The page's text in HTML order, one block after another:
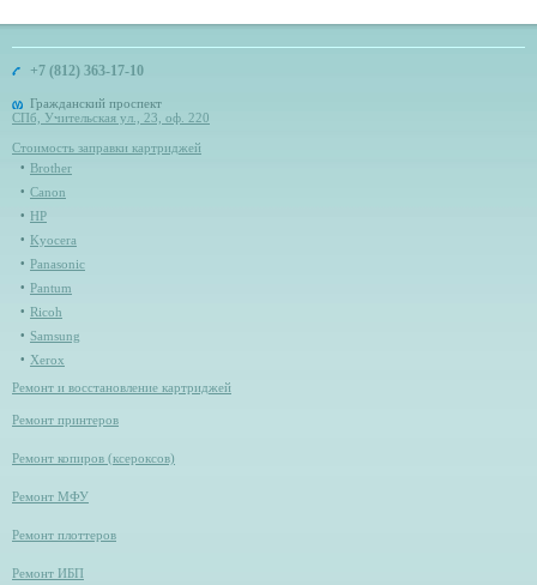
+7 (812) 363-17-10
Гражданский проспект
СПб, Учительская ул., 23, оф. 220
Стоимость заправки картриджей
Brother
Canon
HP
Kyocera
Panasonic
Pantum
Ricoh
Samsung
Xerox
Ремонт и восстановление картриджей
Ремонт принтеров
Ремонт копиров (ксероксов)
Ремонт МФУ
Ремонт плоттеров
Ремонт ИБП